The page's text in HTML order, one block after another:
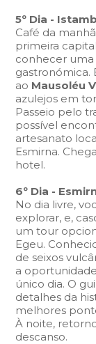
5º Dia -
Café da
primeira
conhecer uma
gastronómica.
ao Mausoléu
azulejos em
Passeio pelo
possível
artesanato
Esmirna.
hotel.
6º Dia -
No dia livre,
explorar, e,
um tour
Egeu.
de seixos
a
único dia. O
detalhes da
melhores
À noite,
descanso.